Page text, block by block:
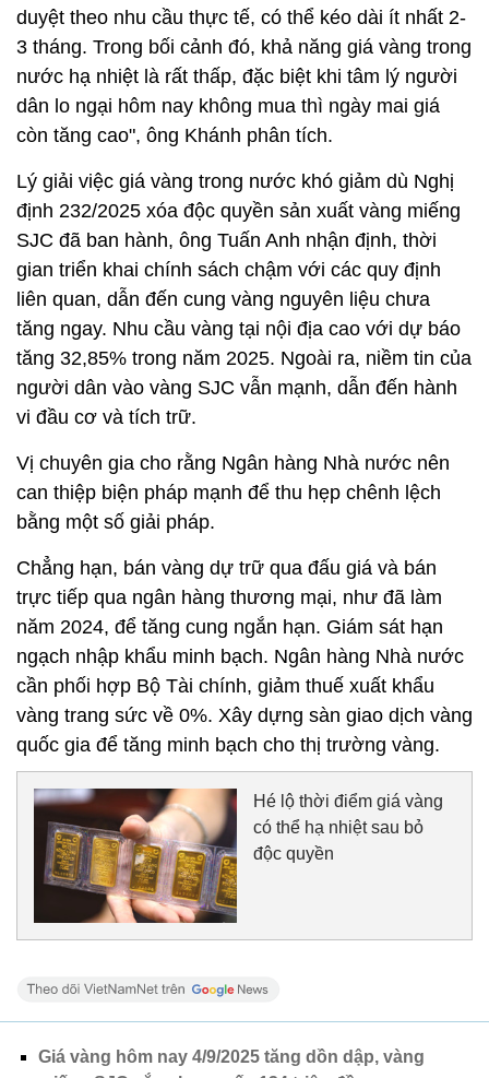
duyệt theo nhu cầu thực tế, có thể kéo dài ít nhất 2-
3 tháng. Trong bối cảnh đó, khả năng giá vàng trong
nước hạ nhiệt là rất thấp, đặc biệt khi tâm lý người
dân lo ngại hôm nay không mua thì ngày mai giá
còn tăng cao", ông Khánh phân tích.
Lý giải việc giá vàng trong nước khó giảm dù Nghị
định 232/2025 xóa độc quyền sản xuất vàng miếng
SJC đã ban hành, ông Tuấn Anh nhận định, thời
gian triển khai chính sách chậm với các quy định
liên quan, dẫn đến cung vàng nguyên liệu chưa
tăng ngay. Nhu cầu vàng tại nội địa cao với dự báo
tăng 32,85% trong năm 2025. Ngoài ra, niềm tin của
người dân vào vàng SJC vẫn mạnh, dẫn đến hành
vi đầu cơ và tích trữ.
Vị chuyên gia cho rằng Ngân hàng Nhà nước nên
can thiệp biện pháp mạnh để thu hẹp chênh lệch
bằng một số giải pháp.
Chẳng hạn, bán vàng dự trữ qua đấu giá và bán
trực tiếp qua ngân hàng thương mại, như đã làm
năm 2024, để tăng cung ngắn hạn. Giám sát hạn
ngạch nhập khẩu minh bạch. Ngân hàng Nhà nước
cần phối hợp Bộ Tài chính, giảm thuế xuất khẩu
vàng trang sức về 0%. Xây dựng sàn giao dịch vàng
quốc gia để tăng minh bạch cho thị trường vàng.
Hé lộ thời điểm giá vàng
có thể hạ nhiệt sau bỏ
độc quyền
Giá vàng hôm nay 4/9/2025 tăng dồn dập, vàng